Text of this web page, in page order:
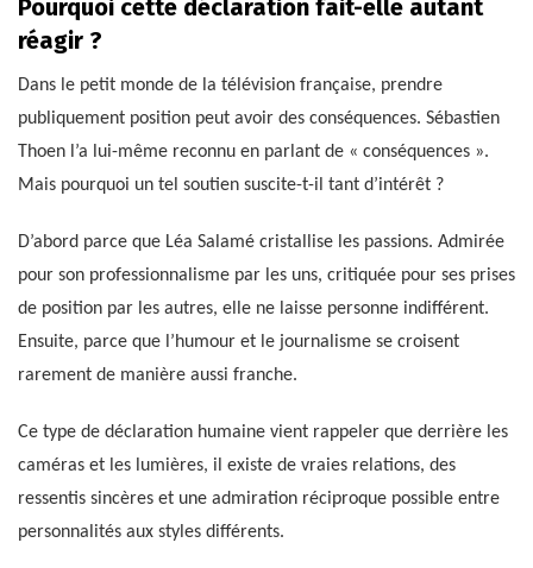
Pourquoi cette déclaration fait-elle autant
réagir ?
Dans le petit monde de la télévision française, prendre
publiquement position peut avoir des conséquences. Sébastien
Thoen l’a lui-même reconnu en parlant de « conséquences ».
Mais pourquoi un tel soutien suscite-t-il tant d’intérêt ?
D’abord parce que Léa Salamé cristallise les passions. Admirée
pour son professionnalisme par les uns, critiquée pour ses prises
de position par les autres, elle ne laisse personne indifférent.
Ensuite, parce que l’humour et le journalisme se croisent
rarement de manière aussi franche.
Ce type de déclaration humaine vient rappeler que derrière les
caméras et les lumières, il existe de vraies relations, des
ressentis sincères et une admiration réciproque possible entre
personnalités aux styles différents.